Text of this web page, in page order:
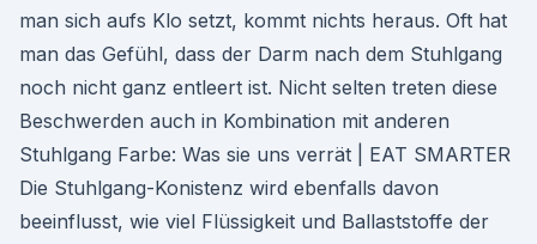
man sich aufs Klo setzt, kommt nichts heraus. Oft hat
man das Gefühl, dass der Darm nach dem Stuhlgang
noch nicht ganz entleert ist. Nicht selten treten diese
Beschwerden auch in Kombination mit anderen
Stuhlgang Farbe: Was sie uns verrät | EAT SMARTER
Die Stuhlgang-Konistenz wird ebenfalls davon
beeinflusst, wie viel Flüssigkeit und Ballaststoffe der